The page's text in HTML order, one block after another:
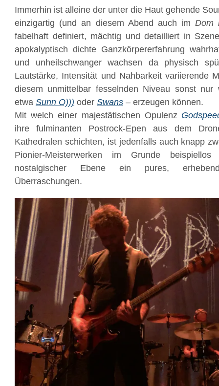
Immerhin ist alleine der unter die Haut gehende
einzigartig (und an diesem Abend auch imDom
fabelhaft definiert, mächtig und detailliert in
apokalyptisch dichte Ganzkörpererfahrung
und unheilschwanger wachsen da physisch
Lautstärke, Intensität und Nahbarkeit variierende
diesem unmittelbar fesselnden Niveau sonst
etwa Sunn O))) oder Swans – erzeugen können.
Mit welch einer majestätischen Opulenz
ihre fulminanten Postrock-Epen aus dem
Kathedralen schichten, ist jedenfalls auch knapp
Pionier-Meisterwerken im Grunde
nostalgischer Ebene ein pures,
Überraschungen.